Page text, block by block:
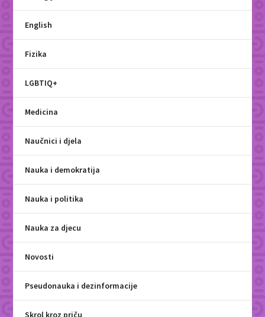
English
Fizika
LGBTIQ+
Medicina
Naučnici i djela
Nauka i demokratija
Nauka i politika
Nauka za djecu
Novosti
Pseudonauka i dezinformacije
Skrol kroz priču